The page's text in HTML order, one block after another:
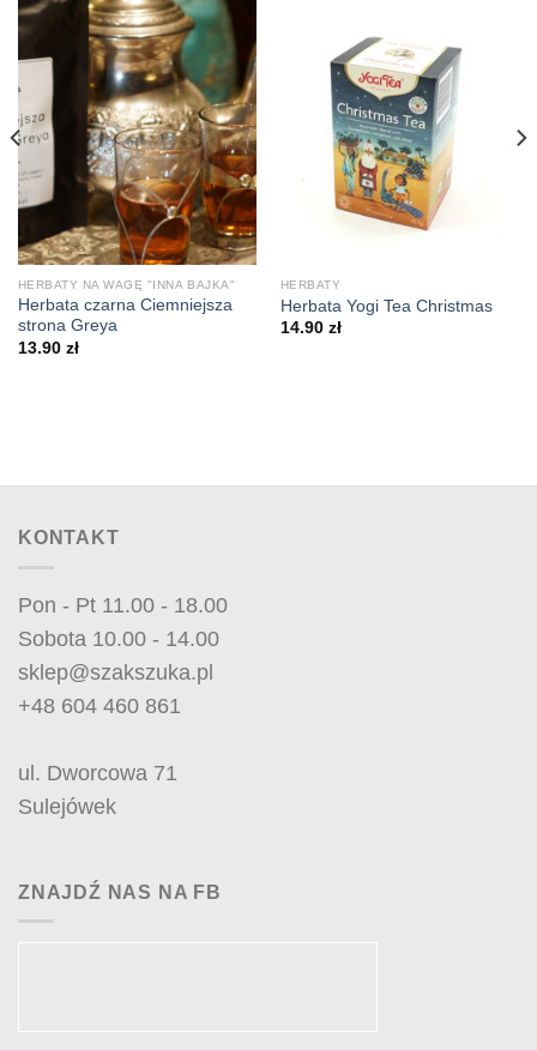
HERBATY NA WAGĘ "INNA BAJKA"
Herbata czarna Ciemniejsza
strona Greya
13.90 zł
HERBATY
Herbata Yogi Tea Christmas
14.90 zł
KONTAKT
Pon - Pt 11.00 - 18.00
Sobota 10.00 - 14.00
sklep@szakszuka.pl
+48 604 460 861
ul. Dworcowa 71
Sulejówek
ZNAJDŹ NAS NA FB